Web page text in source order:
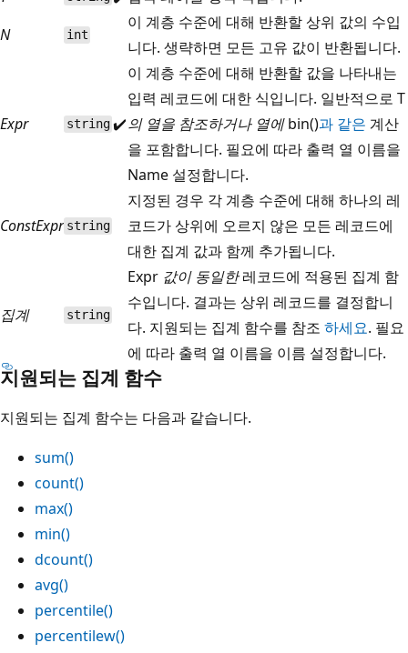
N
int
이 계층 수준에 대해 반환할 상위 값의 수입
니다. 생략하면 모든 고유 값이 반환됩니다.
Expr string ✔️
이 계층 수준에 대해 반환할 값을 나타내는
입력 레코드에 대한 식입니다. 일반적으로 T
의 열을 참조하거나 열에bin()과 같은 계산
을 포함합니다. 필요에 따라 출력 열 이름을
Name 설정합니다.
ConstExpr string
지정된 경우 각 계층 수준에 대해 하나의 레
코드가 상위에 오르지 않은 모든 레코드에
대한 집계 값과 함께 추가됩니다.
집계 string
Expr 값이 동일한레코드에 적용된 집계 함
수입니다. 결과는 상위 레코드를 결정합니
다. 지원되는 집계 함수를 참조 하세요. 필요
에 따라 출력 열 이름을 이름 설정합니다.
지원되는 집계 함수
지원되는 집계 함수는 다음과 같습니다.
sum()
count()
max()
min()
dcount()
avg()
percentile()
percentilew()